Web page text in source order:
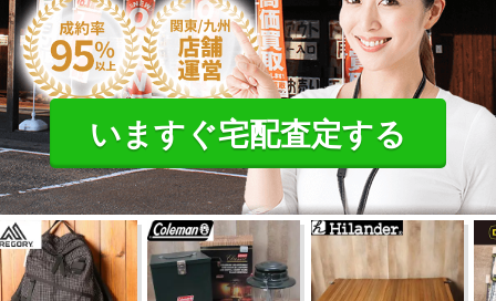
いますぐ宅配査定する